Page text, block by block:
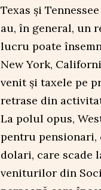
Texas și
au, în general, un
lucru poate
New York,
venit și taxele pe
retrase din
La polul opus,
pentru pensionari,
dolari, care scade
veniturilor din